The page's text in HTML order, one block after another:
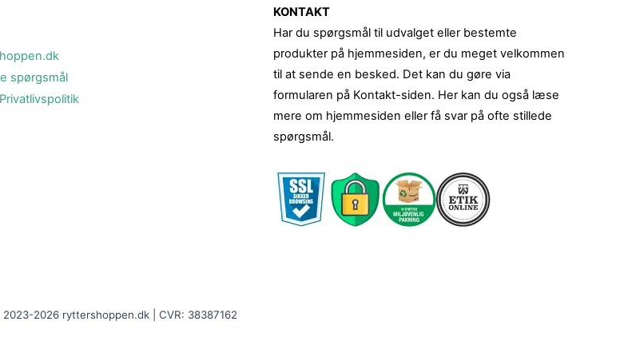
spørgsmål
KONTAKT
Har du spørgsmål til udvalget eller bestemte
produkter på hjemmesiden, er du meget velkommen
til at sende en besked. Det kan du gøre via
formularen på Kontakt-siden. Her kan du også læse
mere om hjemmesiden eller få svar på ofte stillede
spørgsmål.
2026 ryttershoppen.dk | CVR: 38387162